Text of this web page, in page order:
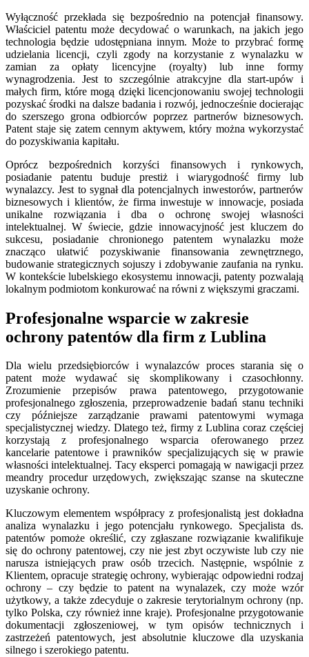
Wyłączność przekłada się bezpośrednio na potencjał finansowy.
Właściciel patentu może decydować o warunkach, na jakich jego
technologia będzie udostępniana innym. Może to przybrać formę
udzielania licencji, czyli zgody na korzystanie z wynalazku w
zamian za opłaty licencyjne (royalty) lub inne formy
wynagrodzenia. Jest to szczególnie atrakcyjne dla start-upów i
małych firm, które mogą dzięki licencjonowaniu swojej technologii
pozyskać środki na dalsze badania i rozwój, jednocześnie docierając
do szerszego grona odbiorców poprzez partnerów biznesowych.
Patent staje się zatem cennym aktywem, który można wykorzystać
do pozyskiwania kapitału.
Oprócz bezpośrednich korzyści finansowych i rynkowych,
posiadanie patentu buduje prestiż i wiarygodność firmy lub
wynalazcy. Jest to sygnał dla potencjalnych inwestorów, partnerów
biznesowych i klientów, że firma inwestuje w innowacje, posiada
unikalne rozwiązania i dba o ochronę swojej własności
intelektualnej. W świecie, gdzie innowacyjność jest kluczem do
sukcesu, posiadanie chronionego patentem wynalazku może
znacząco ułatwić pozyskiwanie finansowania zewnętrznego,
budowanie strategicznych sojuszy i zdobywanie zaufania na rynku.
W kontekście lubelskiego ekosystemu innowacji, patenty pozwalają
lokalnym podmiotom konkurować na równi z większymi graczami.
Profesjonalne wsparcie w zakresie
ochrony patentów dla firm z Lublina
Dla wielu przedsiębiorców i wynalazców proces starania się o
patent może wydawać się skomplikowany i czasochłonny.
Zrozumienie przepisów prawa patentowego, przygotowanie
profesjonalnego zgłoszenia, przeprowadzenie badań stanu techniki
czy późniejsze zarządzanie prawami patentowymi wymaga
specjalistycznej wiedzy. Dlatego też, firmy z Lublina coraz częściej
korzystają z profesjonalnego wsparcia oferowanego przez
kancelarie patentowe i prawników specjalizujących się w prawie
własności intelektualnej. Tacy eksperci pomagają w nawigacji przez
meandry procedur urzędowych, zwiększając szanse na skuteczne
uzyskanie ochrony.
Kluczowym elementem współpracy z profesjonalistą jest dokładna
analiza wynalazku i jego potencjału rynkowego. Specjalista ds.
patentów pomoże określić, czy zgłaszane rozwiązanie kwalifikuje
się do ochrony patentowej, czy nie jest zbyt oczywiste lub czy nie
narusza istniejących praw osób trzecich. Następnie, wspólnie z
Klientem, opracuje strategię ochrony, wybierając odpowiedni rodzaj
ochrony – czy będzie to patent na wynalazek, czy może wzór
użytkowy, a także zdecyduje o zakresie terytorialnym ochrony (np.
tylko Polska, czy również inne kraje). Profesjonalne przygotowanie
dokumentacji zgłoszeniowej, w tym opisów technicznych i
zastrzeżeń patentowych, jest absolutnie kluczowe dla uzyskania
silnego i szerokiego patentu.